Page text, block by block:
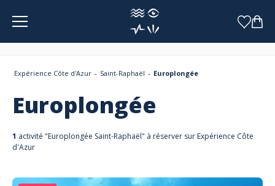
Panneau de gestion des cookies
Expérience Côte d'Azur Saint-Raphaël Europlongée
Europlongée
1 activité "Europlongée Saint-Raphaël" à réserver sur Expérience Côte
d'Azur